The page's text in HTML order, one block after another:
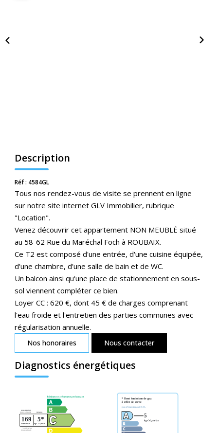
Description
Réf : 4584GL
Tous nos rendez-vous de visite se prennent en ligne
sur notre site internet GLV Immobilier, rubrique
"Location".
Venez découvrir cet appartement NON MEUBLÉ situé
au 58-62 Rue du Maréchal Foch à ROUBAIX.
Ce T2 est composé d'une entrée, d'une cuisine équipée,
d'une chambre, d'une salle de bain et de WC.
Un balcon ainsi qu'une place de stationnement en sous-
sol viennent compléter ce bien.
Loyer CC : 620 €, dont 45 € de charges comprenant
l'eau froide et l'entretien des parties communes avec
régularisation annuelle.
Nos honoraires Nous contacter
Diagnostics énergétiques